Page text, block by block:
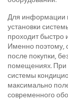
Для информации
установки
проходит быстро
Именно поэтому,
после покупки,
помещениях. При
системы
максимально
современного